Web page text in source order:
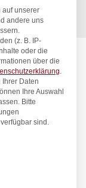
auf unserer
andere uns
(z. B. IP-
oder die
über die
.
Ihrer Daten
Ihre Auswahl
Bitte
sind.
die eine